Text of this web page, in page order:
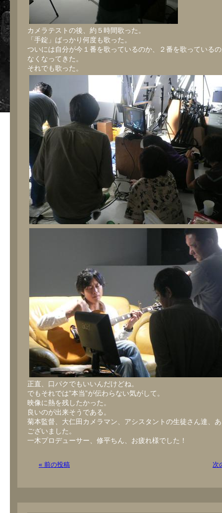
カメラテストの後、約５時間歌った。
「手錠」ばっかり何度も歌った。
ついには自分が今１番を歌っているのか、２番を歌っている
なくなってきた。
それでも歌った。
正直、口パクでもいいんだけどね。
でもそれでは”本当”が伝わらない気がして。
映像に熱を残したかった。
良いのが出来そうである。
菊本監督、大仁田カメラマン、アシスタントの生徒さん達、
ございました。
一木プロデューサー、修平ちん、お疲れ様でした！
« 前の投稿 次